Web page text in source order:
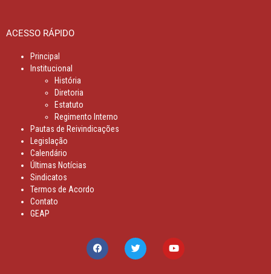
ACESSO RÁPIDO
Principal
Institucional
História
Diretoria
Estatuto
Regimento Interno
Pautas de Reivindicações
Legislação
Calendário
Últimas Notícias
Sindicatos
Termos de Acordo
Contato
GEAP